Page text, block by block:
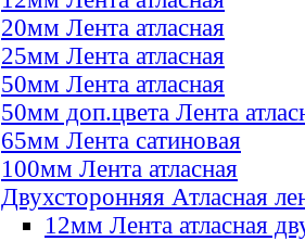
20мм Лента атласная
25мм Лента атласная
50мм Лента атласная
50мм доп.цвета Лента
65мм Лента сатиновая
100мм Лента атласная
Двухсторонняя Атласная
12мм Лента атласная